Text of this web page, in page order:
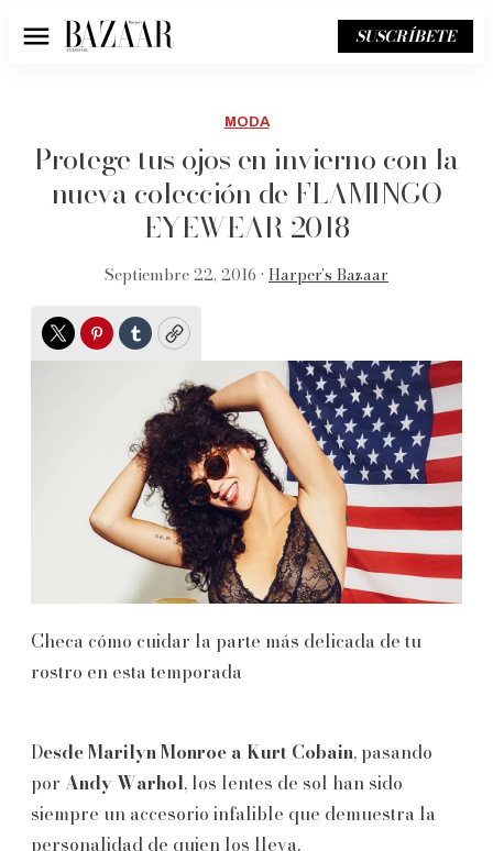
Menú SUSCRÍBETE
MODA
Protege tus ojos en invierno con la
nueva colección de FLAMINGO
EYEWEAR 2018
Septiembre 22, 2016 • Harper’s Bazaar
TwitterPinterest
TumblrCopy
Checa cómo cuidar la parte más delicada de tu
rostro en esta temporada
Desde Marilyn Monroe a Kurt Cobain, pasando
por Andy Warhol, los lentes de sol han sido
siempre un accesorio infalible que demuestra la
personalidad de quien los lleva.